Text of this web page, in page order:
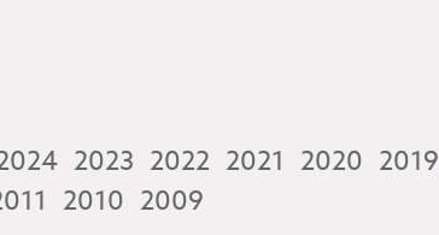
2023 2022 2021 2020 2019
2010 2009